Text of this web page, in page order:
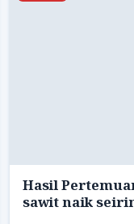
Hasil
sawit naik